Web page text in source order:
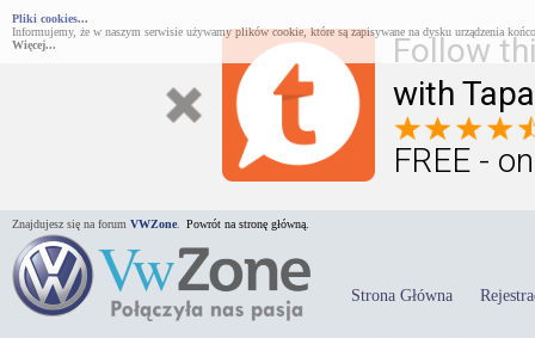
Follow
with
FREE -
Pliki cookies...
Informujemy, że w naszym serwisie używamy plików cookie, które są zapisywane na dysku urządzenia
Więcej...
Znajdujesz się na forum VWZone Powrót na stronę główną.
Strona Główna